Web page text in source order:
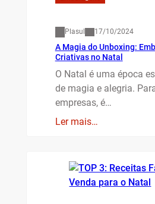
Plasul 17/10/2024
A Magia do Unboxing:
Criativas no Natal
O Natal é uma época
de magia e alegria.
empresas, é…
Ler mais…